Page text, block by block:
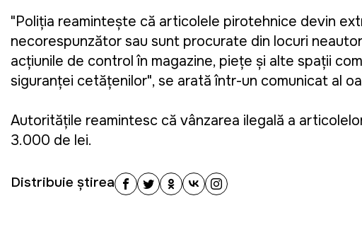
"Poliția reamintește că articolele pirotehnice devin
necorespunzător sau sunt procurate din locuri
acțiunile de control în magazine, piețe și alte spații
siguranței cetățenilor", se arată într-un comunicat al
Autoritățile reamintesc că vânzarea ilegală a
3.000 de lei.
Distribuie știrea